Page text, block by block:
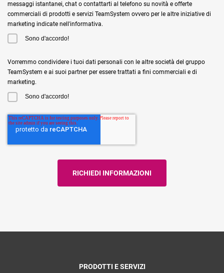
messaggi istantanei, chat o contattarti al telefono su novità e offerte
commerciali di prodotti e servizi TeamSystem ovvero per le altre iniziative di
marketing indicate nell'informativa.
Sono d'accordo!
Vorremmo condividere i tuoi dati personali con le altre società del gruppo
TeamSystem e ai suoi partner per essere trattati a fini commerciali e di
marketing.
Sono d'accordo!
PRODOTTI E SERVIZI